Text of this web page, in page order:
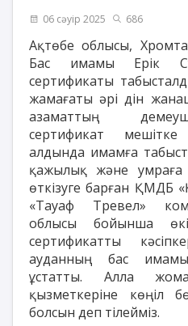
06 сәуір 2025 686
Ақтөбе облысы,
Бас имамы Ерік
сертификаты
жамағаты әрі дін
азаматтың
сертификат
алдында имамға
қажылық және умраға
өткізуге барған ҚМДБ
«Тауаф Тревел»
облысы бойынша
сертификатты
ауданның бас
ұстатты. Алла
қызметкеріне көңіл
болсын деп тілейміз.